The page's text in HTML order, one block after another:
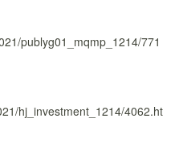
publyg01_mqmp_1214/771
hj_investment_1214/4062.ht